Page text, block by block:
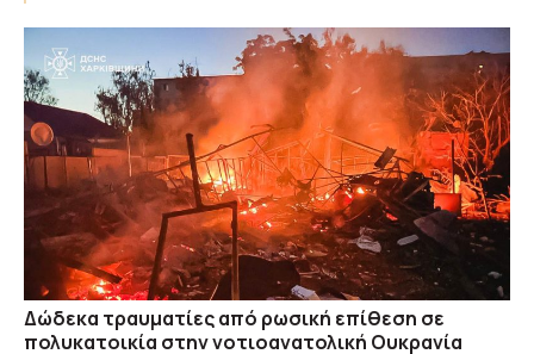
Δώδεκα τραυματίες από ρωσική επίθεση σε
πολυκατοικία στην νοτιοανατολική Ουκρανία